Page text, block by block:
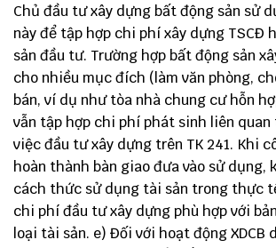
Chủ đầu tư xây dựng bất động sản sử
này để tập hợp chi phí xây dựng TSCĐ
sản đầu tư. Trường hợp bất động sản
cho nhiều mục đích (làm văn phòng,
bán, ví dụ như tòa nhà chung cư hỗn
vẫn tập hợp chi phí phát sinh liên
việc đầu tư xây dựng trên TK 241. Khi
hoàn thành bàn giao đưa vào sử dụng,
cách thức sử dụng tài sản trong thực
chi phí đầu tư xây dựng phù hợp với
loại tài sản. e) Đối với hoạt động XDCB